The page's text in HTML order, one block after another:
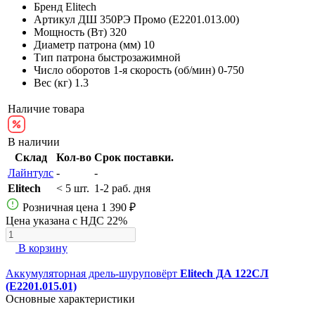
Бренд Elitech
Артикул ДШ 350РЭ Промо (E2201.013.00)
Мощность (Вт) 320
Диаметр патрона (мм) 10
Тип патрона быстрозажимной
Число оборотов 1-я скорость (об/мин) 0-750
Вес (кг) 1.3
Наличие товара
В наличии
Склад
Кол-во Срок поставки.
Лайнтулс -
-
Elitech
< 5 шт. 1-2 раб. дня
Розничная цена 1 390 ₽
Цена указана с НДС 22%
В корзину
Аккумуляторная дрель-шуруповёрт Elitech ДА 122СЛ
(E2201.015.01)
Основные характеристики